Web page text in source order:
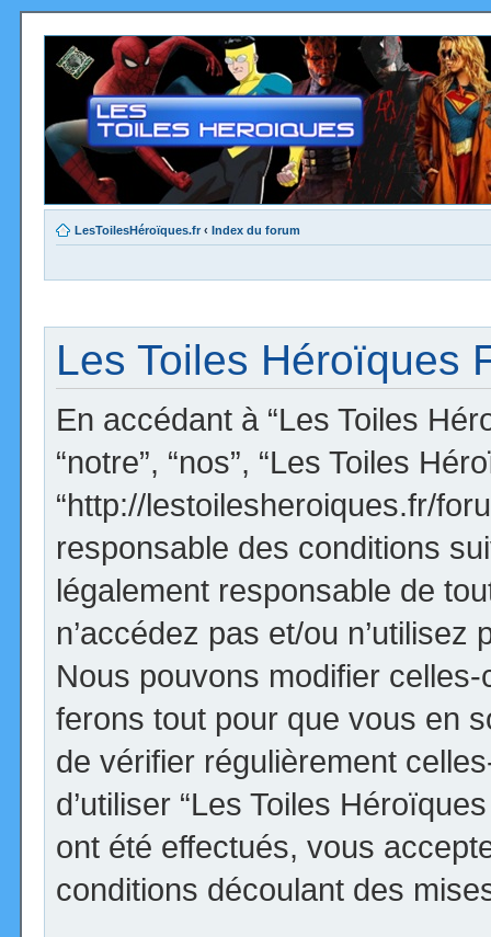
LesToilesHéroïques.fr ‹ Index du forum
Les Toiles Héroïques
En accédant à “Les Toiles
“notre”, “nos”, “Les Toiles
“http://lestoilesheroiques.fr/
responsable des conditions
légalement responsable de
n’accédez pas et/ou n’utilisez
Nous pouvons modifier
ferons tout pour que vous en
de vérifier régulièrement
d’utiliser “Les Toiles
ont été effectués, vous
conditions découlant des